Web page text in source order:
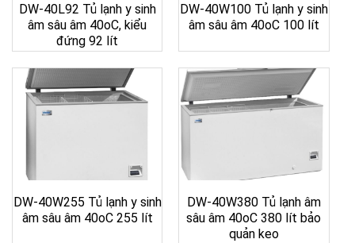
DW-40L92 Tủ lạnh y sinh
âm sâu âm 40oC, kiểu
đứng 92 lít
DW-40W100 Tủ lạnh y sinh
âm sâu âm 40oC 100 lít
DW-40W255 Tủ lạnh y sinh
âm sâu âm 40oC 255 lít
DW-40W380 Tủ lạnh âm
sâu âm 40oC 380 lít bảo
quản keo